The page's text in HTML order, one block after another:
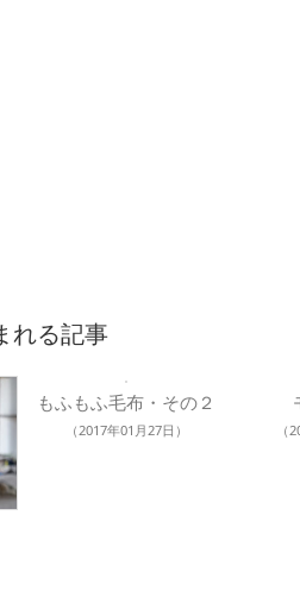
れる記事
もふもふ毛布・その２
（2017年01月27日） （